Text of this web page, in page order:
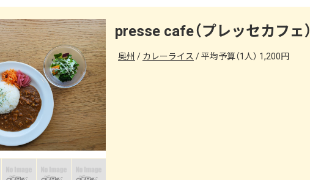
presse cafe（プレッセカフェ）
奥州 カレーライス 平均予算（1人） 1,200円